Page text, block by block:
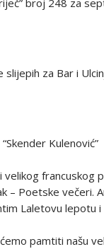
broj 248 za
za Bar i
Kulenović”
francuskog
– Poetske večeri.
Laletovu lepotu
pamtiti našu